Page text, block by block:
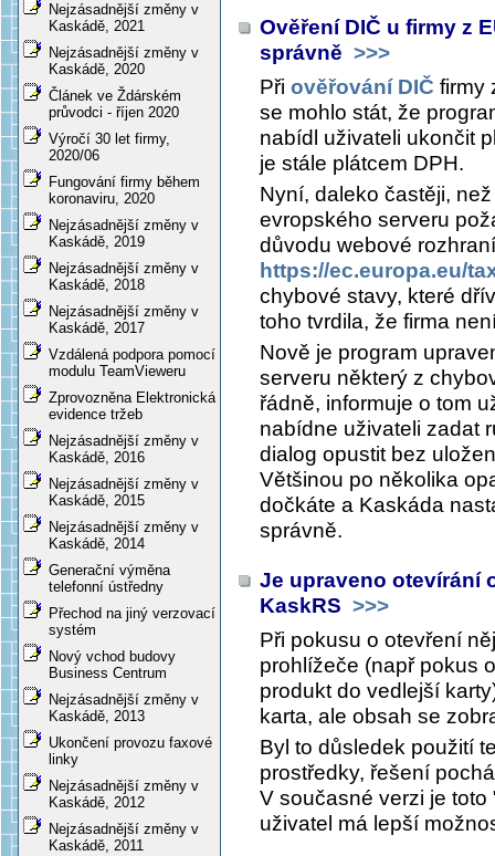
Nejzásadnější změny v
Kaskádě, 2021
Nejzásadnější změny v
Kaskádě, 2020
Článek ve Ždárském
průvodci - říjen 2020
Výročí 30 let firmy,
2020/06
Fungování firmy během
koronaviru, 2020
Nejzásadnější změny v
Kaskádě, 2019
Nejzásadnější změny v
Kaskádě, 2018
Nejzásadnější změny v
Kaskádě, 2017
Vzdálená podpora pomocí
modulu TeamVieweru
Zprovozněna Elektronická
evidence tržeb
Nejzásadnější změny v
Kaskádě, 2016
Nejzásadnější změny v
Kaskádě, 2015
Nejzásadnější změny v
Kaskádě, 2014
Generační výměna
telefonní ústředny
Přechod na jiný verzovací
systém
Nový vchod budovy
Business Centrum
Nejzásadnější změny v
Kaskádě, 2013
Ukončení provozu faxové
linky
Nejzásadnější změny v
Kaskádě, 2012
Nejzásadnější změny v
Kaskádě, 2011
Ověření DIČ u firmy z
správně >>>
Při ověřování DIČ firmy
se mohlo stát, že
nabídl uživateli ukončit
je stále plátcem DPH.
Nyní, daleko častěji,
evropského serveru
důvodu webové
https://ec.europa.eu/
chybové stavy, které
toho tvrdila, že firma
Nově je program
serveru některý z
řádně, informuje o tom
nabídne uživateli zadat
dialog opustit bez
Většinou po několika
dočkáte a Kaskáda
správně.
Je upraveno otevírání
KaskRS >>>
Při pokusu o otevření
prohlížeče (např pokus
produkt do vedlejší
karta, ale obsah se
Byl to důsledek použití
prostředky, řešení
V současné verzi je
uživatel má lepší